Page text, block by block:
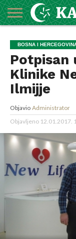
O
MEDŽLISU
DŽEMATI
IMAMI
MEKTEBSKI
CENTAR
VIJESTI
HUTBE
NAJAVE
KALENDAR
KONTAKT
BOSNA I
Potpisan
Klinike
Ilmijje
Objavio Administrator
Objavljeno 12.01.2017.